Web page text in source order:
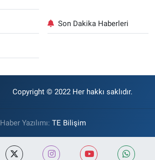
Son Dakika Haberleri
Copyright © 2022 Her hakkı saklıdır.
Haber Yazılımı: TE Bilişim